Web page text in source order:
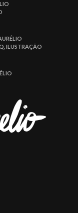
ILUSTRAÇÃO